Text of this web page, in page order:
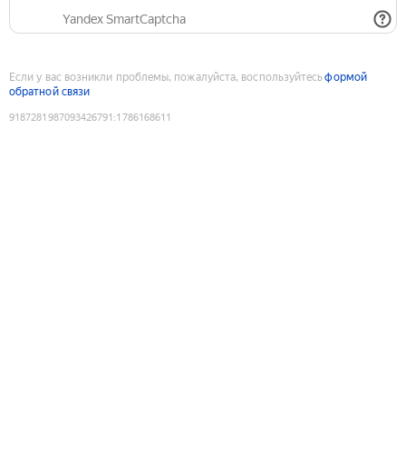
Yandex SmartCaptcha
Если у вас возникли проблемы, пожалуйста, воспользуйтесьформой
обратной связи
9187281987093426791 :1786168611